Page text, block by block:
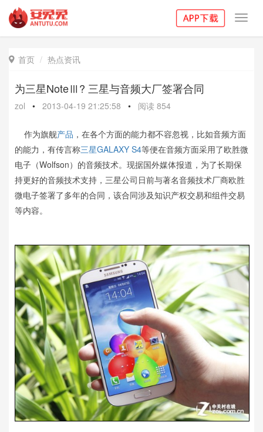
 首页 热点资讯
为三星NoteⅢ? 三星与音频大厂签署合同
zol • 2013-04-19 21:25:58 • 阅读 854
作为旗舰产品 ，在各个方面的能力都不容忽视，比如音频方面
的能力，有传言称三星GALAXY S4等便在音频方面采用了欧胜微
电子（Wolfson）的音频技术。现据国外媒体报道，为了长期保
持更好的音频技术支持，三星公司日前与著名音频技术厂商欧胜
微电子签署了多年的合同，该合同涉及知识产权交易和组件交易
等内容。